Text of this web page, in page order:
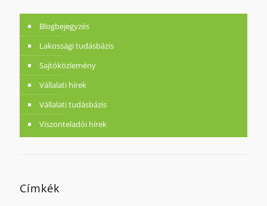
Blogbejegyzés
Lakossági tudásbázis
Sajtóközlemény
Vállalati hírek
Vállalati tudásbázis
Viszonteladói hírek
Címkék